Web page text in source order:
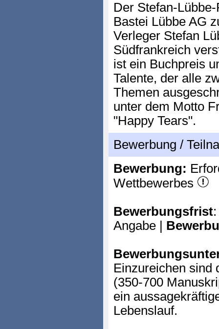
Der Stefan-
Bastei Lübbe AG
Verleger Stefan
Südfrankreich
ist ein Buchpreis
Talente, der alle
Themen
unter dem Motto
"Happy Tears".
Bewerbung /
Bewerbung:
Wettbewerbes
Bewerbungsfrist
Angabe |
Einzureichen sind
(350-700
ein
Lebenslauf.